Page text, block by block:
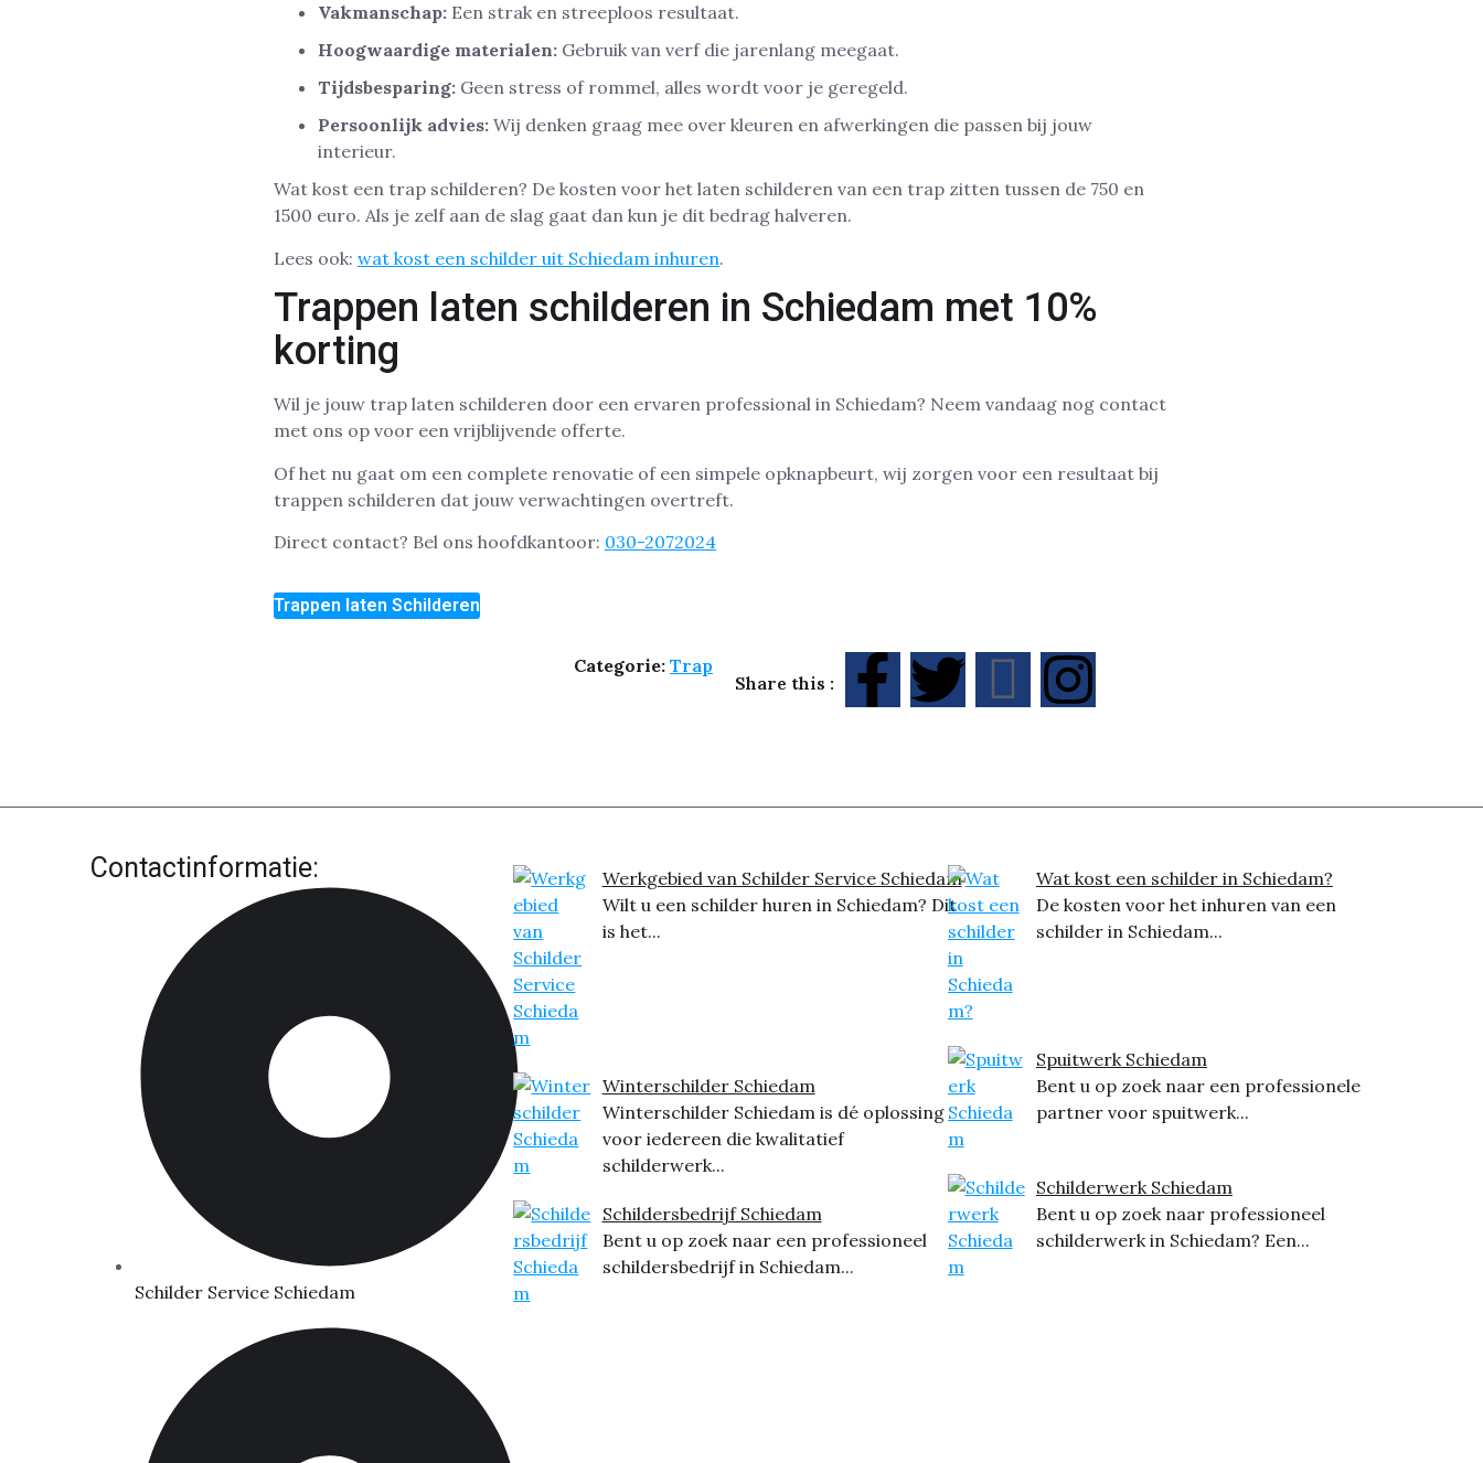
Vakmanschap: Een strak en streeploos resultaat.
Hoogwaardige materialen: Gebruik van verf die jarenlang meegaat.
Tijdsbesparing: Geen stress of rommel, alles wordt voor je geregeld.
Persoonlijk advies: Wij denken graag mee over kleuren en afwerkingen die passen bij jouw
interieur.
Wat kost een trap schilderen? De kosten voor het laten schilderen van een trap zitten tussen de 750 en
1500 euro. Als je zelf aan de slag gaat dan kun je dit bedrag halveren.
Lees ook: wat kost een schilder uit Schiedam inhuren.
Trappen laten schilderen in Schiedam met 10%
korting
Wil je jouw trap laten schilderen door een ervaren professional in Schiedam? Neem vandaag nog contact
met ons op voor een vrijblijvende offerte.
Of het nu gaat om een complete renovatie of een simpele opknapbeurt, wij zorgen voor een resultaat bij
trappen schilderen dat jouw verwachtingen overtreft.
Direct contact? Bel ons hoofdkantoor: 030-2072024
Trappen laten Schilderen
Categorie: Trap
Share this :
Contactinformatie:
Schilder Service Schiedam
Werkgebied van Schilder Service Schiedam
Wilt u een schilder huren in Schiedam? Dit
is het...
Winterschilder Schiedam
Winterschilder Schiedam is dé oplossing
voor iedereen die kwalitatief
schilderwerk...
Schildersbedrijf Schiedam
Bent u op zoek naar een professioneel
schildersbedrijf in Schiedam...
Wat kost een schilder in Schiedam?
De kosten voor het inhuren van een
schilder in Schiedam...
Spuitwerk Schiedam
Bent u op zoek naar een professionele
partner voor spuitwerk...
Schilderwerk Schiedam
Bent u op zoek naar professioneel
schilderwerk in Schiedam? Een...